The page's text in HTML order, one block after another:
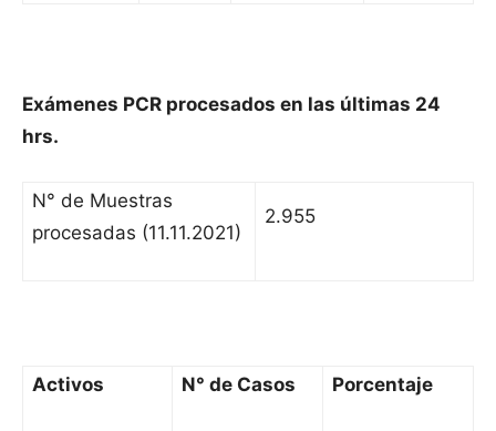
Exámenes PCR procesados en las últimas 24
hrs.
N° de Muestras
procesadas (11.11.2021)
2.955
Activos N° de Casos Porcentaje